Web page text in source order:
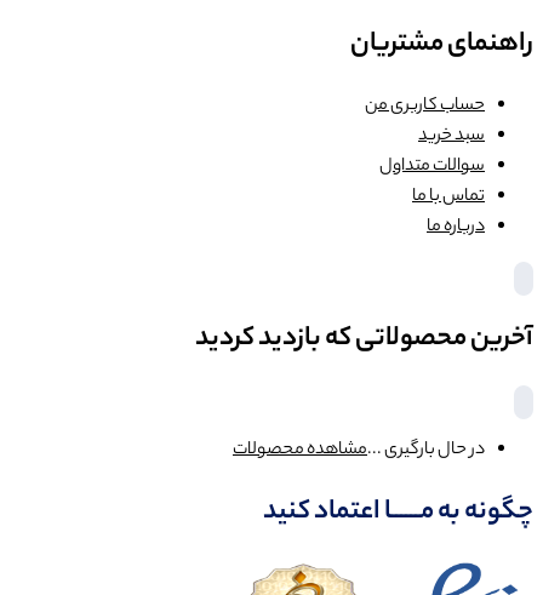
راهنمای مشتریان
حساب کاربری من
سبد خرید
سوالات متداول
تماس با ما
درباره ما
آخرین محصولاتی که بازدید کردید
در حال بارگیری ...مشاهده محصولات
چگونه به مــــــا اعتماد کنید